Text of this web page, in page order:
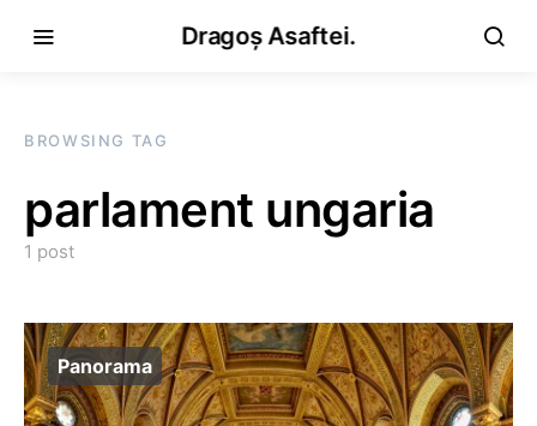
Dragoș Asaftei.
BROWSING TAG
parlament ungaria
1 post
Panorama